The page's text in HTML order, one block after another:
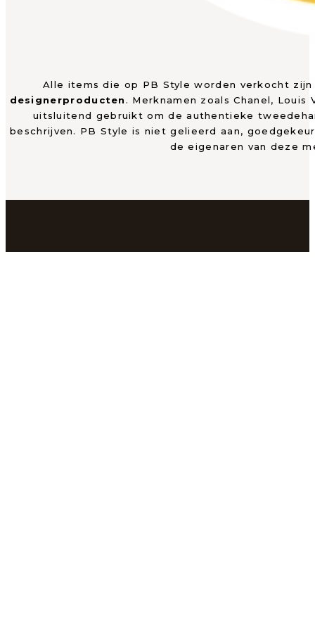
Alle items die op PB Style worden verkocht
designerproducten. Merknamen zoals Chanel,
uitsluitend gebruikt om de authentieke
beschrijven. PB Style is niet gelieerd aan,
de eigenaren van deze